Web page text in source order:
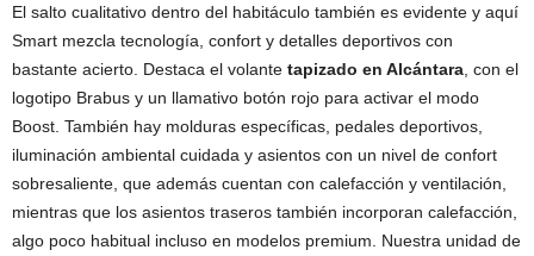
El salto cualitativo dentro del habitáculo también es evidente y aquí
Smart mezcla tecnología, confort y detalles deportivos con
bastante acierto. Destaca el volante tapizado en Alcántara , con el
logotipo Brabus y un llamativo botón rojo para activar el modo
Boost. También hay molduras específicas, pedales deportivos,
iluminación ambiental cuidada y asientos con un nivel de confort
sobresaliente, que además cuentan con calefacción y ventilación,
mientras que los asientos traseros también incorporan calefacción,
algo poco habitual incluso en modelos premium. Nuestra unidad de